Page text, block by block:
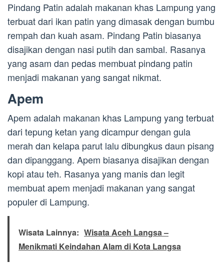
Pindang Patin adalah makanan khas Lampung yang
terbuat dari ikan patin yang dimasak dengan bumbu
rempah dan kuah asam. Pindang Patin biasanya
disajikan dengan nasi putih dan sambal. Rasanya
yang asam dan pedas membuat pindang patin
menjadi makanan yang sangat nikmat.
Apem
Apem adalah makanan khas Lampung yang terbuat
dari tepung ketan yang dicampur dengan gula
merah dan kelapa parut lalu dibungkus daun pisang
dan dipanggang. Apem biasanya disajikan dengan
kopi atau teh. Rasanya yang manis dan legit
membuat apem menjadi makanan yang sangat
populer di Lampung.
Wisata Lainnya: Wisata Aceh Langsa –
Menikmati Keindahan Alam di Kota Langsa